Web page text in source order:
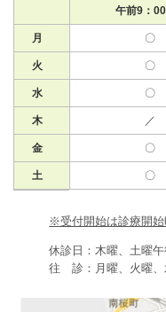
午前9：
月 〇
火 〇
水 〇
木 ／
金 〇
土 〇
※受付開始は診療開始
休診日：木曜、土曜
往 診：月曜、火曜、